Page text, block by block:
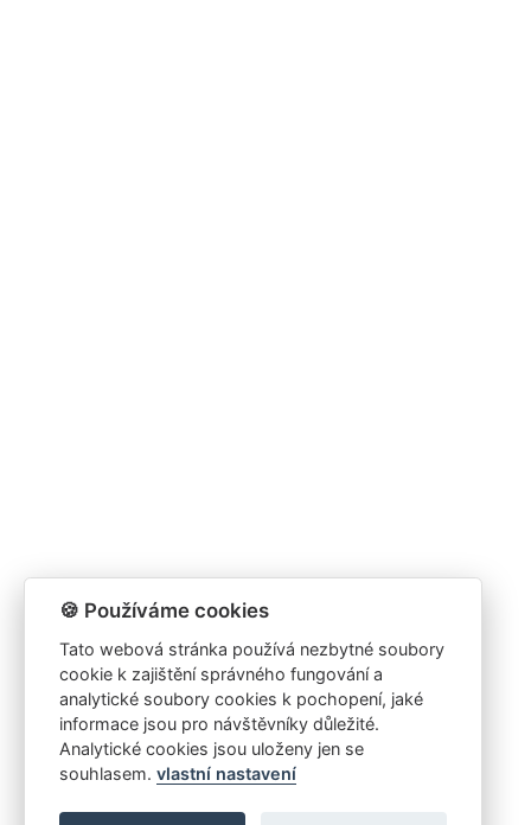
🍪 Používáme cookies
Tato webová stránka používá nezbytné soubory
cookie k zajištění správného fungování a
analytické soubory cookies k pochopení, jaké
informace jsou pro návštěvníky důležité.
Analytické cookies jsou uloženy jen se
souhlasem. vlastní nastavení